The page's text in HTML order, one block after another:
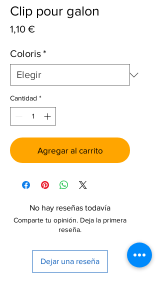
Clip pour galon
1,10 €Precio
Coloris*
Cantidad *
Agregar al carrito
No hay reseñas todavía
Comparte tu opinión. Deja la primera
reseña.
Dejar una reseña